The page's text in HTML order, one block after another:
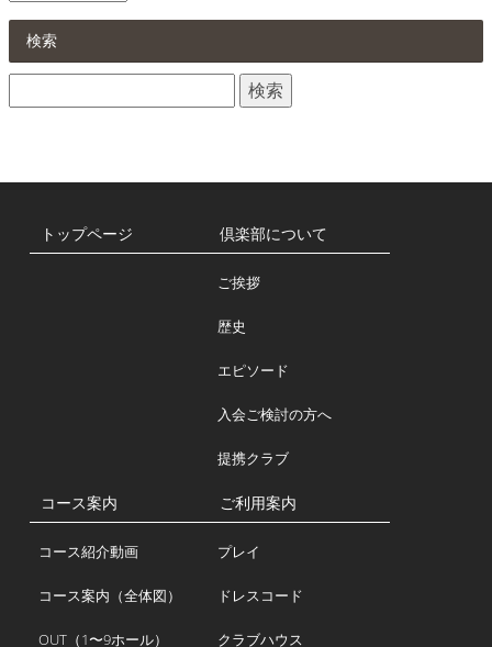
知
せ
検索
索:
トップページ 倶楽部について
ご挨拶
歴史
エピソード
入会ご検討の方へ
提携クラブ
コース案内
コース紹介動画
コース案内（全体図）
OUT（1〜9ホール）
ご利用案内
プレイ
ドレスコード
クラブハウス